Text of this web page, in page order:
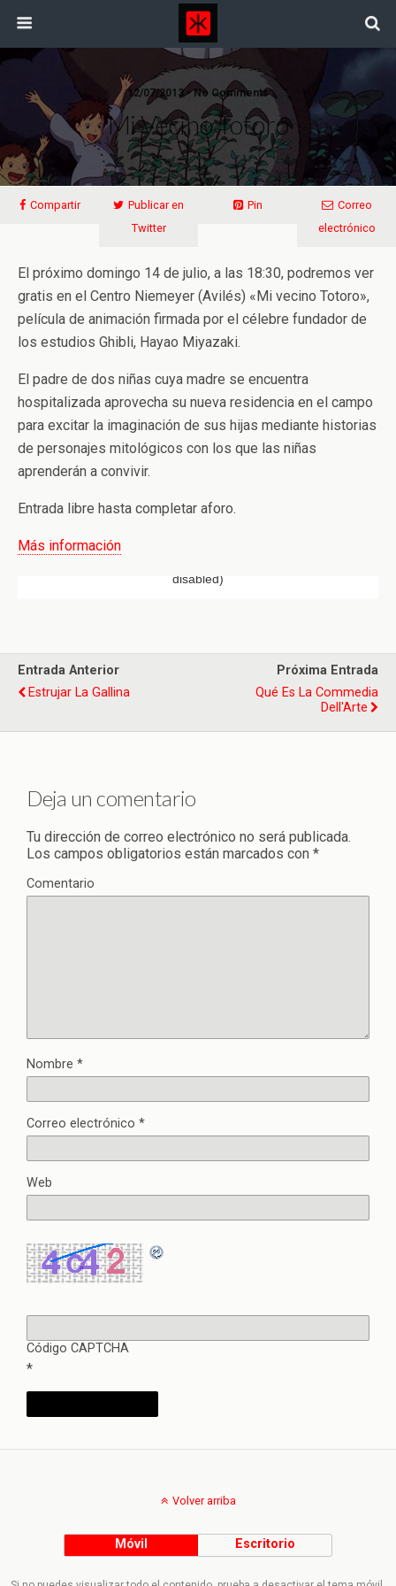
12/07/2013 • No Comments
Mi Vecino Totoro
Compartir
Publicar en
Twitter
Pin
Correo
electrónico
El próximo domingo 14 de julio, a las 18:30, podremos ver
gratis en el Centro Niemeyer (Avilés) «Mi vecino Totoro»,
película de animación firmada por el célebre fundador de
los estudios Ghibli, Hayao Miyazaki.
El padre de dos niñas cuya madre se encuentra
hospitalizada aprovecha su nueva residencia en el campo
para excitar la imaginación de sus hijas mediante historias
de personajes mitológicos con los que las niñas
aprenderán a convivir.
Entrada libre hasta completar aforo.
Más información
Entrada Anterior
Estrujar La Gallina
Próxima Entrada
Qué Es La Commedia
Dell'Arte
Deja un comentario
Tu dirección de correo electrónico no será publicada.
Los campos obligatorios están marcados con *
Comentario
Nombre *
Correo electrónico *
Web
Código CAPTCHA
*
Volver arriba
Móvil Escritorio